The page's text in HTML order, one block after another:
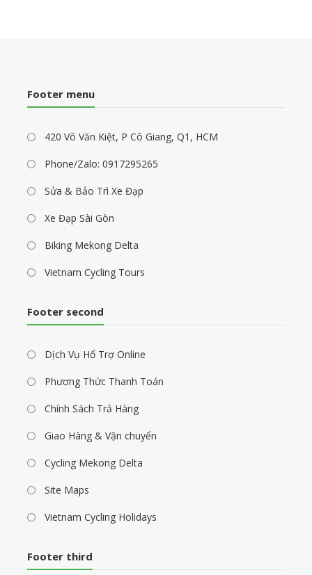
Footer menu
420 Võ Văn Kiệt, P Cô Giang, Q1, HCM
Phone/Zalo: 0917295265
Sửa & Bảo Trì Xe Đạp
Xe Đạp Sài Gòn
Biking Mekong Delta
Vietnam Cycling Tours
Footer second
Dịch Vụ Hổ Trợ Online
Phương Thức Thanh Toán
Chính Sách Trả Hàng
Giao Hàng & Vận chuyển
Cycling Mekong Delta
Site Maps
Vietnam Cycling Holidays
Footer third